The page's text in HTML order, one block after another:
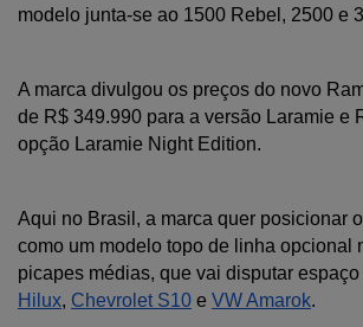
modelo junta-se ao 1500 Rebel, 2500 e
A marca divulgou os preços do novo
de R$ 349.990 para a versão Laramie e
opção Laramie Night Edition.
Aqui no Brasil, a marca quer posicionar
como um modelo topo de linha opcional
picapes médias, que vai disputar espaço
Hilux, Chevrolet S10 e VW Amarok.